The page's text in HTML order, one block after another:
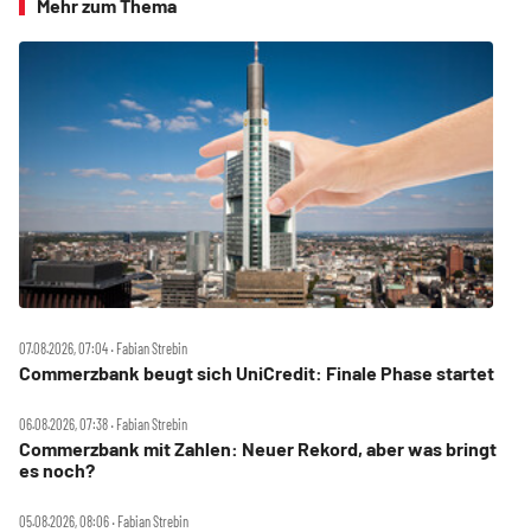
Mehr zum Thema
07.08.2026, 07:04 ‧ Fabian Strebin
Commerzbank beugt sich UniCredit: Finale Phase startet
06.08.2026, 07:38 ‧ Fabian Strebin
Commerzbank mit Zahlen: Neuer Rekord, aber was bringt
es noch?
05.08.2026, 08:06 ‧ Fabian Strebin